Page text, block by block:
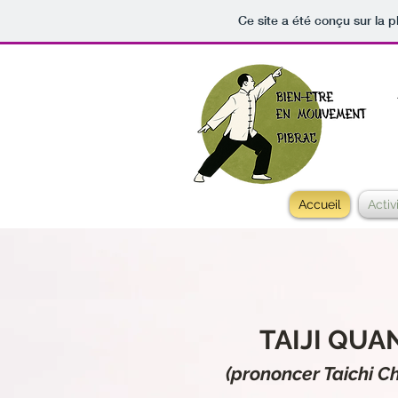
Ce site a été conçu sur la
Accueil
TAIJI
(prononcer Taichi